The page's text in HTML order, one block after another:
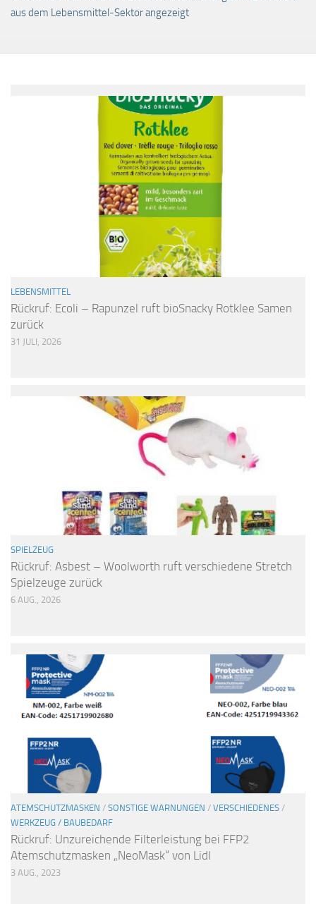
aus dem Lebensmittel-Sektor angezeigt
LEBENSMITTEL
Rückruf: Ecoli – Rapunzel ruft bioSnacky Rotklee Samen
zurück
31 JULI, 2026
SPIELZEUG
Rückruf: Asbest – Woolworth ruft verschiedene Stretch
Spielzeuge zurück
6 AUG., 2026
ATEMSCHUTZMASKEN / SONSTIGE WARNUNGEN / VERSCHIEDENES /
WERKZEUG / BAUBEDARF
Rückruf: Unzureichende Filterleistung bei FFP2
Atemschutzmasken „NeoMask“ von Lidl
3 AUG., 2023